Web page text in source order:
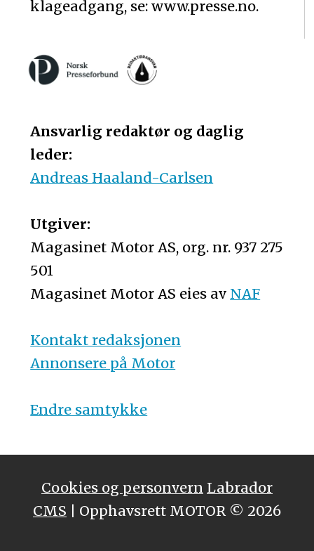
klageadgang, se: www.presse.no.
Ansvarlig redaktør og daglig
leder:
Andreas Haaland-Carlsen
Utgiver:
Magasinet Motor AS, org. nr. 937 275
501
Magasinet Motor AS eies av NAF
Kontakt redaksjonen
Annonsere på Motor
Endre samtykke
Cookies og personvern Labrador
CMS | Opphavsrett MOTOR © 2026